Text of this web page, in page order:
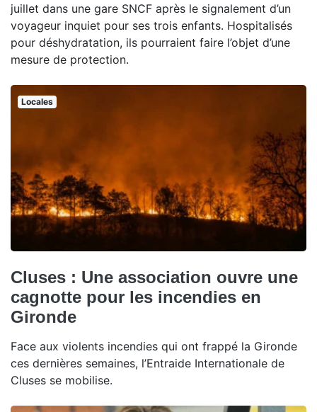
juillet dans une gare SNCF après le signalement d’un
voyageur inquiet pour ses trois enfants. Hospitalisés
pour déshydratation, ils pourraient faire l’objet d’une
mesure de protection.
Locales
Cluses : Une association ouvre une
cagnotte pour les incendies en
Gironde
Face aux violents incendies qui ont frappé la Gironde
ces dernières semaines, l’Entraide Internationale de
Cluses se mobilise.